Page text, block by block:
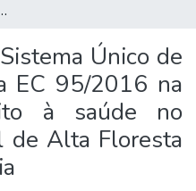
no Hospital Municipal de Alta Floresta D’Oeste - Rondônia
Único de
EC 95/2016 na
à saúde no
de Alta Floresta